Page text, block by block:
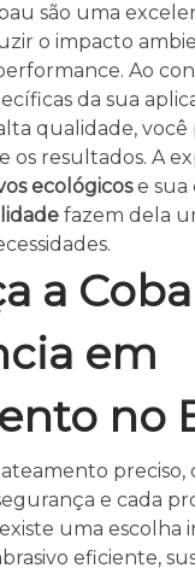
são uma
o impacto
Ao
da sua
qualidade,
os resultados. A
ecológicose sua
fazem dela
a
em
no
e cada
uma escolha
eficiente,